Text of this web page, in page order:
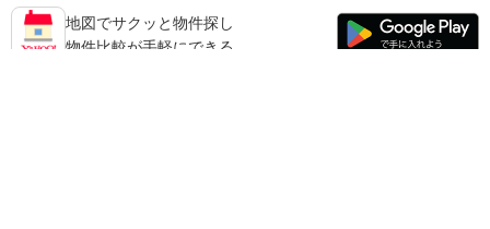
地図でサクッと物件探し
物件比較が手軽にできる